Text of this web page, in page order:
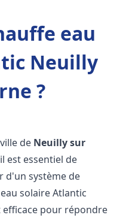
eau
Neuilly
?
de Neuilly sur
est essentiel de
d'un système de
solaire Atlantic
efficace pour répondre